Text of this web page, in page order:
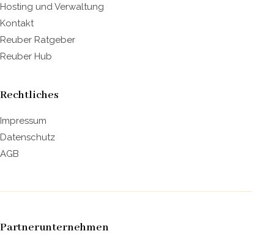
Hosting und Verwaltung
Kontakt
Reuber Ratgeber
Reuber Hub
Rechtliches
Impressum
Datenschutz
AGB
Partnerunternehmen